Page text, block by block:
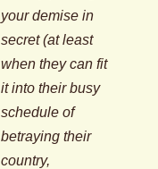
your demise in
secret (at least
when they can fit
it into their busy
schedule of
betraying their
country,